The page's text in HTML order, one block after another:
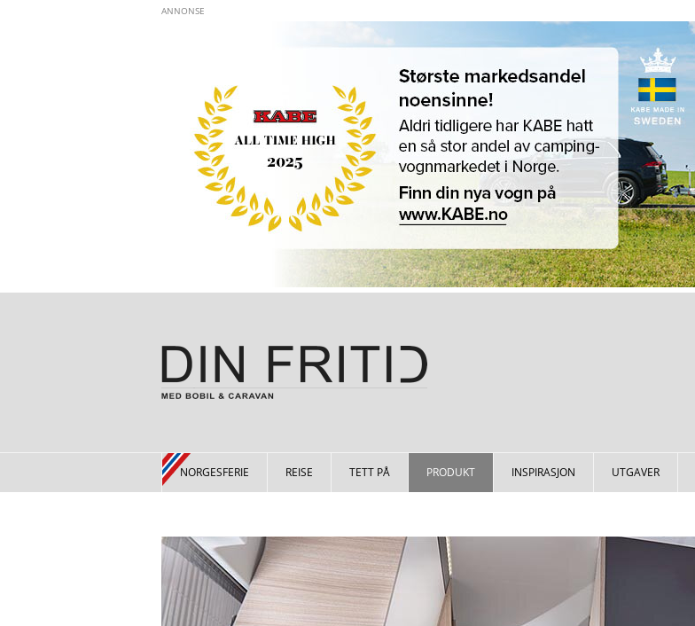
NORGESFERIE REISE TETT PÅ PRODUKT INSPIRASJON UTGAVER